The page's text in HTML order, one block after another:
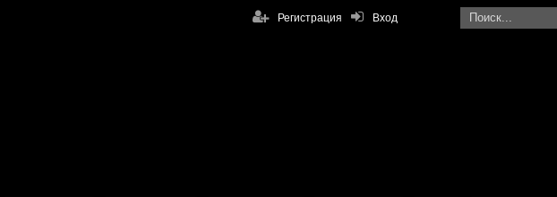
Вход
Регистрация